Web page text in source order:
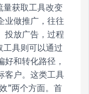
量获取工具改变
业做推广，往往
投放广告，过程
工具则可以通过
和转化路径，
客户。这类工具
”两个方面。首